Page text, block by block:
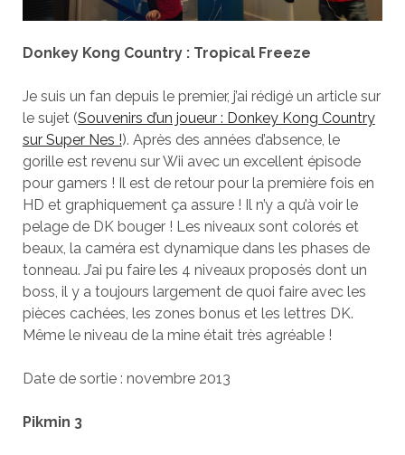
Donkey Kong Country : Tropical Freeze
Je suis un fan depuis le premier, j’ai rédigé un article sur
le sujet (Souvenirs d’un joueur : Donkey Kong Country
sur Super Nes !). Après des années d’absence, le
gorille est revenu sur Wii avec un excellent épisode
pour gamers ! Il est de retour pour la première fois en
HD et graphiquement ça assure ! Il n’y a qu’à voir le
pelage de DK bouger ! Les niveaux sont colorés et
beaux, la caméra est dynamique dans les phases de
tonneau. J’ai pu faire les 4 niveaux proposés dont un
boss, il y a toujours largement de quoi faire avec les
pièces cachées, les zones bonus et les lettres DK.
Même le niveau de la mine était très agréable !
Date de sortie : novembre 2013
Pikmin 3